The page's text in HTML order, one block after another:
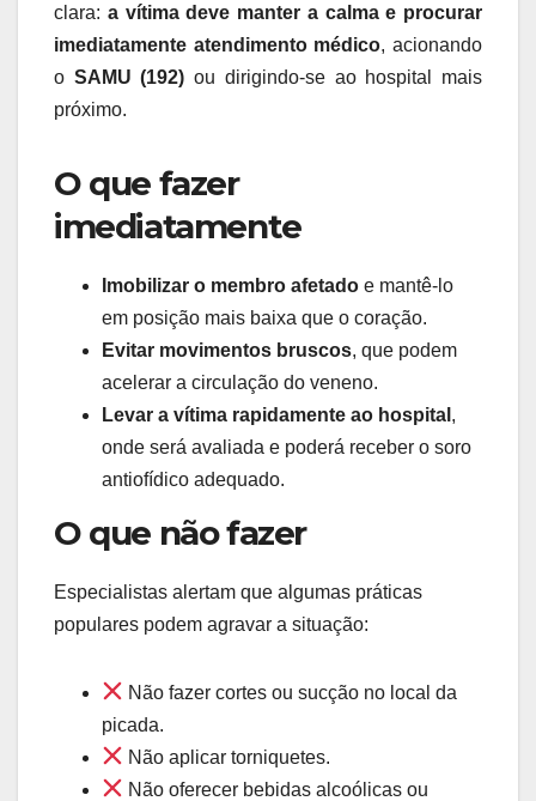
clara: a vítima deve manter a calma e procurar
imediatamente atendimento médico, acionando
o SAMU (192) ou dirigindo-se ao hospital mais
próximo.
O que fazer
imediatamente
Imobilizar o membro afetado e mantê-lo
em posição mais baixa que o coração.
Evitar movimentos bruscos, que podem
acelerar a circulação do veneno.
Levar a vítima rapidamente ao hospital ,
onde será avaliada e poderá receber o soro
antiofídico adequado.
O que não fazer
Especialistas alertam que algumas práticas
populares podem agravar a situação:
Não fazer cortes ou sucção no local da
picada.
Não aplicar torniquetes.
Não oferecer bebidas alcoólicas ou